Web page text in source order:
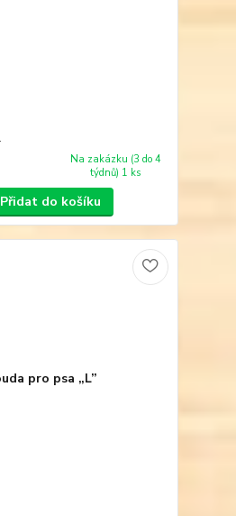
Na zakázku (3 do 4
týdnů) 1 ks
Přidat do košíku